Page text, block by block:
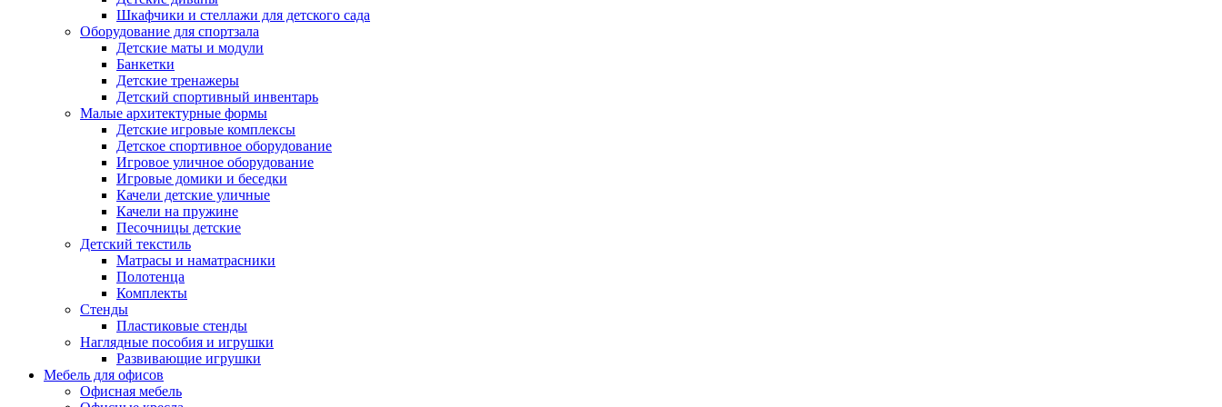
Шкафчики и стеллажи для детского сада
Оборудование для спортзала
Детские маты и модули
Банкетки
Детские тренажеры
Детский спортивный инвентарь
Малые архитектурные формы
Детские игровые комплексы
Детское спортивное оборудование
Игровое уличное оборудование
Игровые домики и беседки
Качели детские уличные
Качели на пружине
Песочницы детские
Детский текстиль
Матрасы и наматрасники
Полотенца
Комплекты
Стенды
Пластиковые стенды
Наглядные пособия и игрушки
Развивающие игрушки
Мебель для офисов
Офисная мебель